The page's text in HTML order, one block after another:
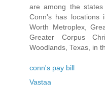
are among the states
Conn's has locations
Worth Metroplex,
Greater Corpus
Woodlands, Texas, in
conn's pay bill
Vastaa